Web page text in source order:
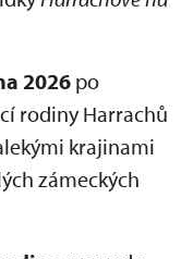
2026 po
rodiny Harrachů
krajinami
zámeckých